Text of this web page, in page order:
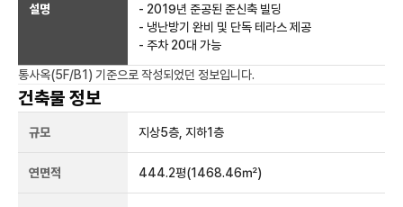
설명
- 2019년 준공된 준신축 빌딩
- 냉난방기 완비 및 단독 테라스 제공
- 주차 20대 가능
통사옥(5F/B1) 기준으로 작성되었던 정보입니다.
건축물 정보
규모 지상5층, 지하1층
연면적 444.2평(1468.46㎡)